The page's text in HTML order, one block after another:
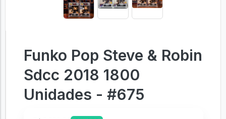
Funko Pop Steve & Robin
Sdcc 2018 1800
Unidades - #675